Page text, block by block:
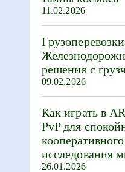
11.02.2026
решения с
09.02.2026
Как играть в
PvP для
исследования
26.01.2026